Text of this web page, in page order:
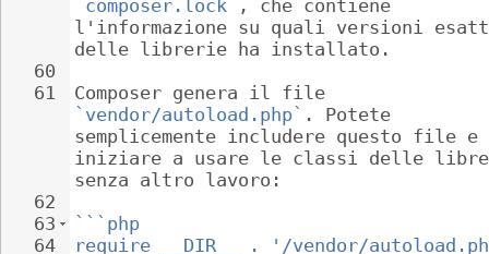
60
61
62
63
64
`composer.lock`
, che contiene
l'informazione su quali versioni
delle librerie ha installato.
Composer genera il file
`vendor/autoload.php` . Potete
semplicemente includere questo file e
iniziare a usare le classi delle
senza altro lavoro:
```php
require __DIR__ . '/vendor/